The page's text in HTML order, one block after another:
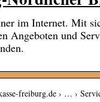
im Internet. Mit
Angeboten und
freiburg.de › … ›